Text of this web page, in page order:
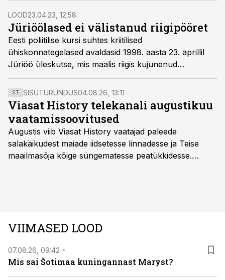
LOOD23.04.23, 12:58
Jüriöölased ei välistanud riigipööret
Eesti poliitilise kursi suhtes kriitilised
ühiskonnategelased avaldasid 1998. aasta 23. aprillil
Jüriöö üleskutse, mis maalis riigis kujunenud
olukorrast troostitu pildi.
ST SISUTURUNDUS04.08.26, 13:11
Viasat History telekanali augustikuu
vaatamissoovitused
Augustis viib Viasat History vaatajad paleede
salakäikudest maiade iidsetesse linnadesse ja Teise
maailmasõja kõige süngematesse peatükkidesse.
viasathistory.eu/ee
VIIMASED LOOD
07.08.26, 09:42
Mis sai Šotimaa kuningannast Maryst?